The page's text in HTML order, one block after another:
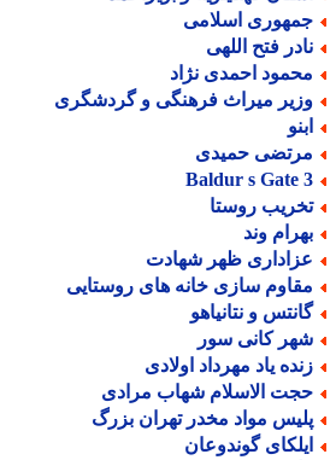
اسلامی
فتح اللهی
احمدی نژاد
میراث فرهنگی و گردشگری
حمیدی
Baldur s Gate
روستا
وند
ظهر شهادت
سازی خانه های روستایی
و نتانیاهو
کانی سور
یاد مهرداد اولادی
الاسلام شهاب مرادی
مواد مخدر تهران بزرگ
گوندوعان